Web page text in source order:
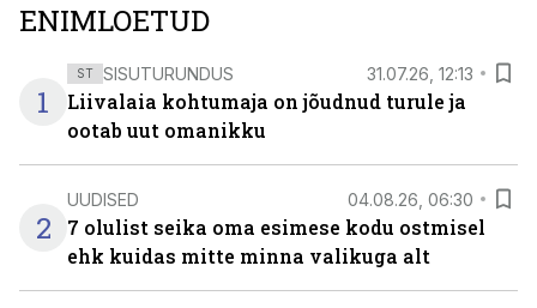
ENIMLOETUD
1
ST SISUTURUNDUS 31.07.26, 12:13
Liivalaia kohtumaja on jõudnud turule ja
ootab uut omanikku
2
UUDISED 04.08.26, 06:30
7 olulist seika oma esimese kodu ostmisel
ehk kuidas mitte minna valikuga alt